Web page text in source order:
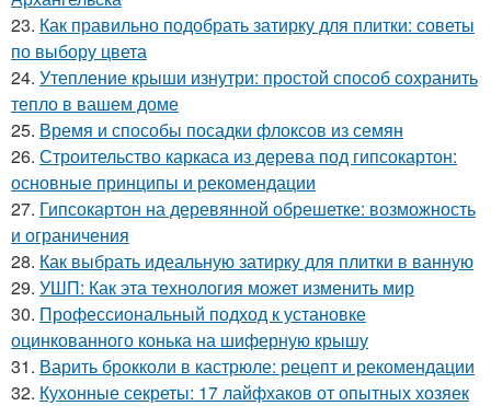
23. Как правильно подобрать затирку для плитки: советы
по выбору цвета
24. Утепление крыши изнутри: простой способ сохранить
тепло в вашем доме
25. Время и способы посадки флоксов из семян
26. Строительство каркаса из дерева под гипсокартон:
основные принципы и рекомендации
27. Гипсокартон на деревянной обрешетке: возможность
и ограничения
28. Как выбрать идеальную затирку для плитки в ванную
29. УШП: Как эта технология может изменить мир
30. Профессиональный подход к установке
оцинкованного конька на шиферную крышу
31. Варить брокколи в кастрюле: рецепт и рекомендации
32. Кухонные секреты: 17 лайфхаков от опытных хозяек